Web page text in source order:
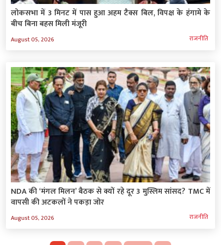
लोकसभा में 3 मिनट में पास हुआ अहम टैक्स बिल, विपक्ष के हंगामे के
बीच बिना बहस मिली मंजूरी
August 05, 2026 राजनीति
NDA की ‘मंगल मिलन’ बैठक से क्यों रहे दूर 3 मुस्लिम सांसद? TMC में
वापसी की अटकलों ने पकड़ा जोर
August 05, 2026 राजनीति